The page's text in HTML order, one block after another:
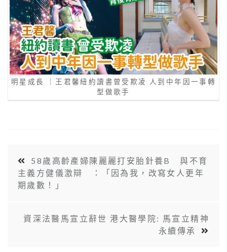
明星成長 ｜王君馨紐約讀書曾受欺凌 人到中年因一事轉
型做歌手
58歲高齡產婦陳麗麗打安胎針養B 與不育
主義方健儀激辯 ：「因為我，改寫女人更年
期歲數！」
資深法醫馬宣立辭世 港大醫學院: 馬宣立精神
永續傳承